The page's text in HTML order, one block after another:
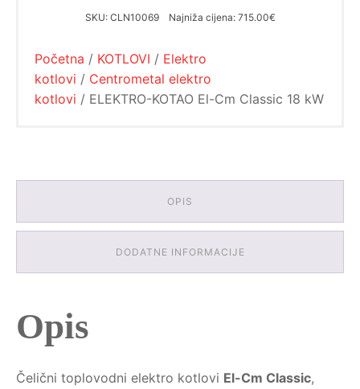
975.00€.
količina
SKU: CLN10069 Najniža cijena: 715.00€
Početna / KOTLOVI / Elektro
kotlovi / Centrometal elektro
kotlovi / ELEKTRO-KOTAO El-Cm Classic 18 kW
OPIS
DODATNE INFORMACIJE
Opis
Čelični toplovodni elektro kotlovi El-Cm Classic,